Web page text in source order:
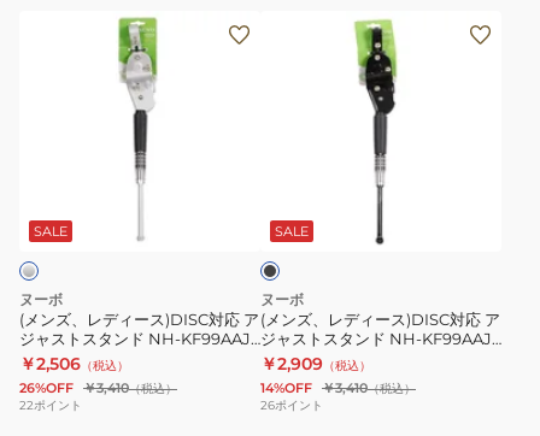
ス)DISC
対
応
ア
ジ
ャ
ス
SALE
ヌーボ
(メンズ、レディース)DISC対応 ア
ジャストスタンド NH-KF99AAJ-
SL NV
￥2,506 （税込）
26%OFF ￥3,410（税込）
22ポイント
ス)DISC
対
応
ア
ジ
ャ
ス
SALE
ッ
ヌーボ
(メンズ、レディース)DISC対応 ア
ジャストスタンド NH-KF99AAJ-
BK NV
￥2,909 （税込）
14%OFF ￥3,410（税込）
26ポイント